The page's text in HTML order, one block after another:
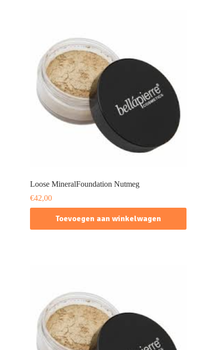
Loose MineralFoundation Nutmeg
€42,00
Toevoegen aan winkelwagen